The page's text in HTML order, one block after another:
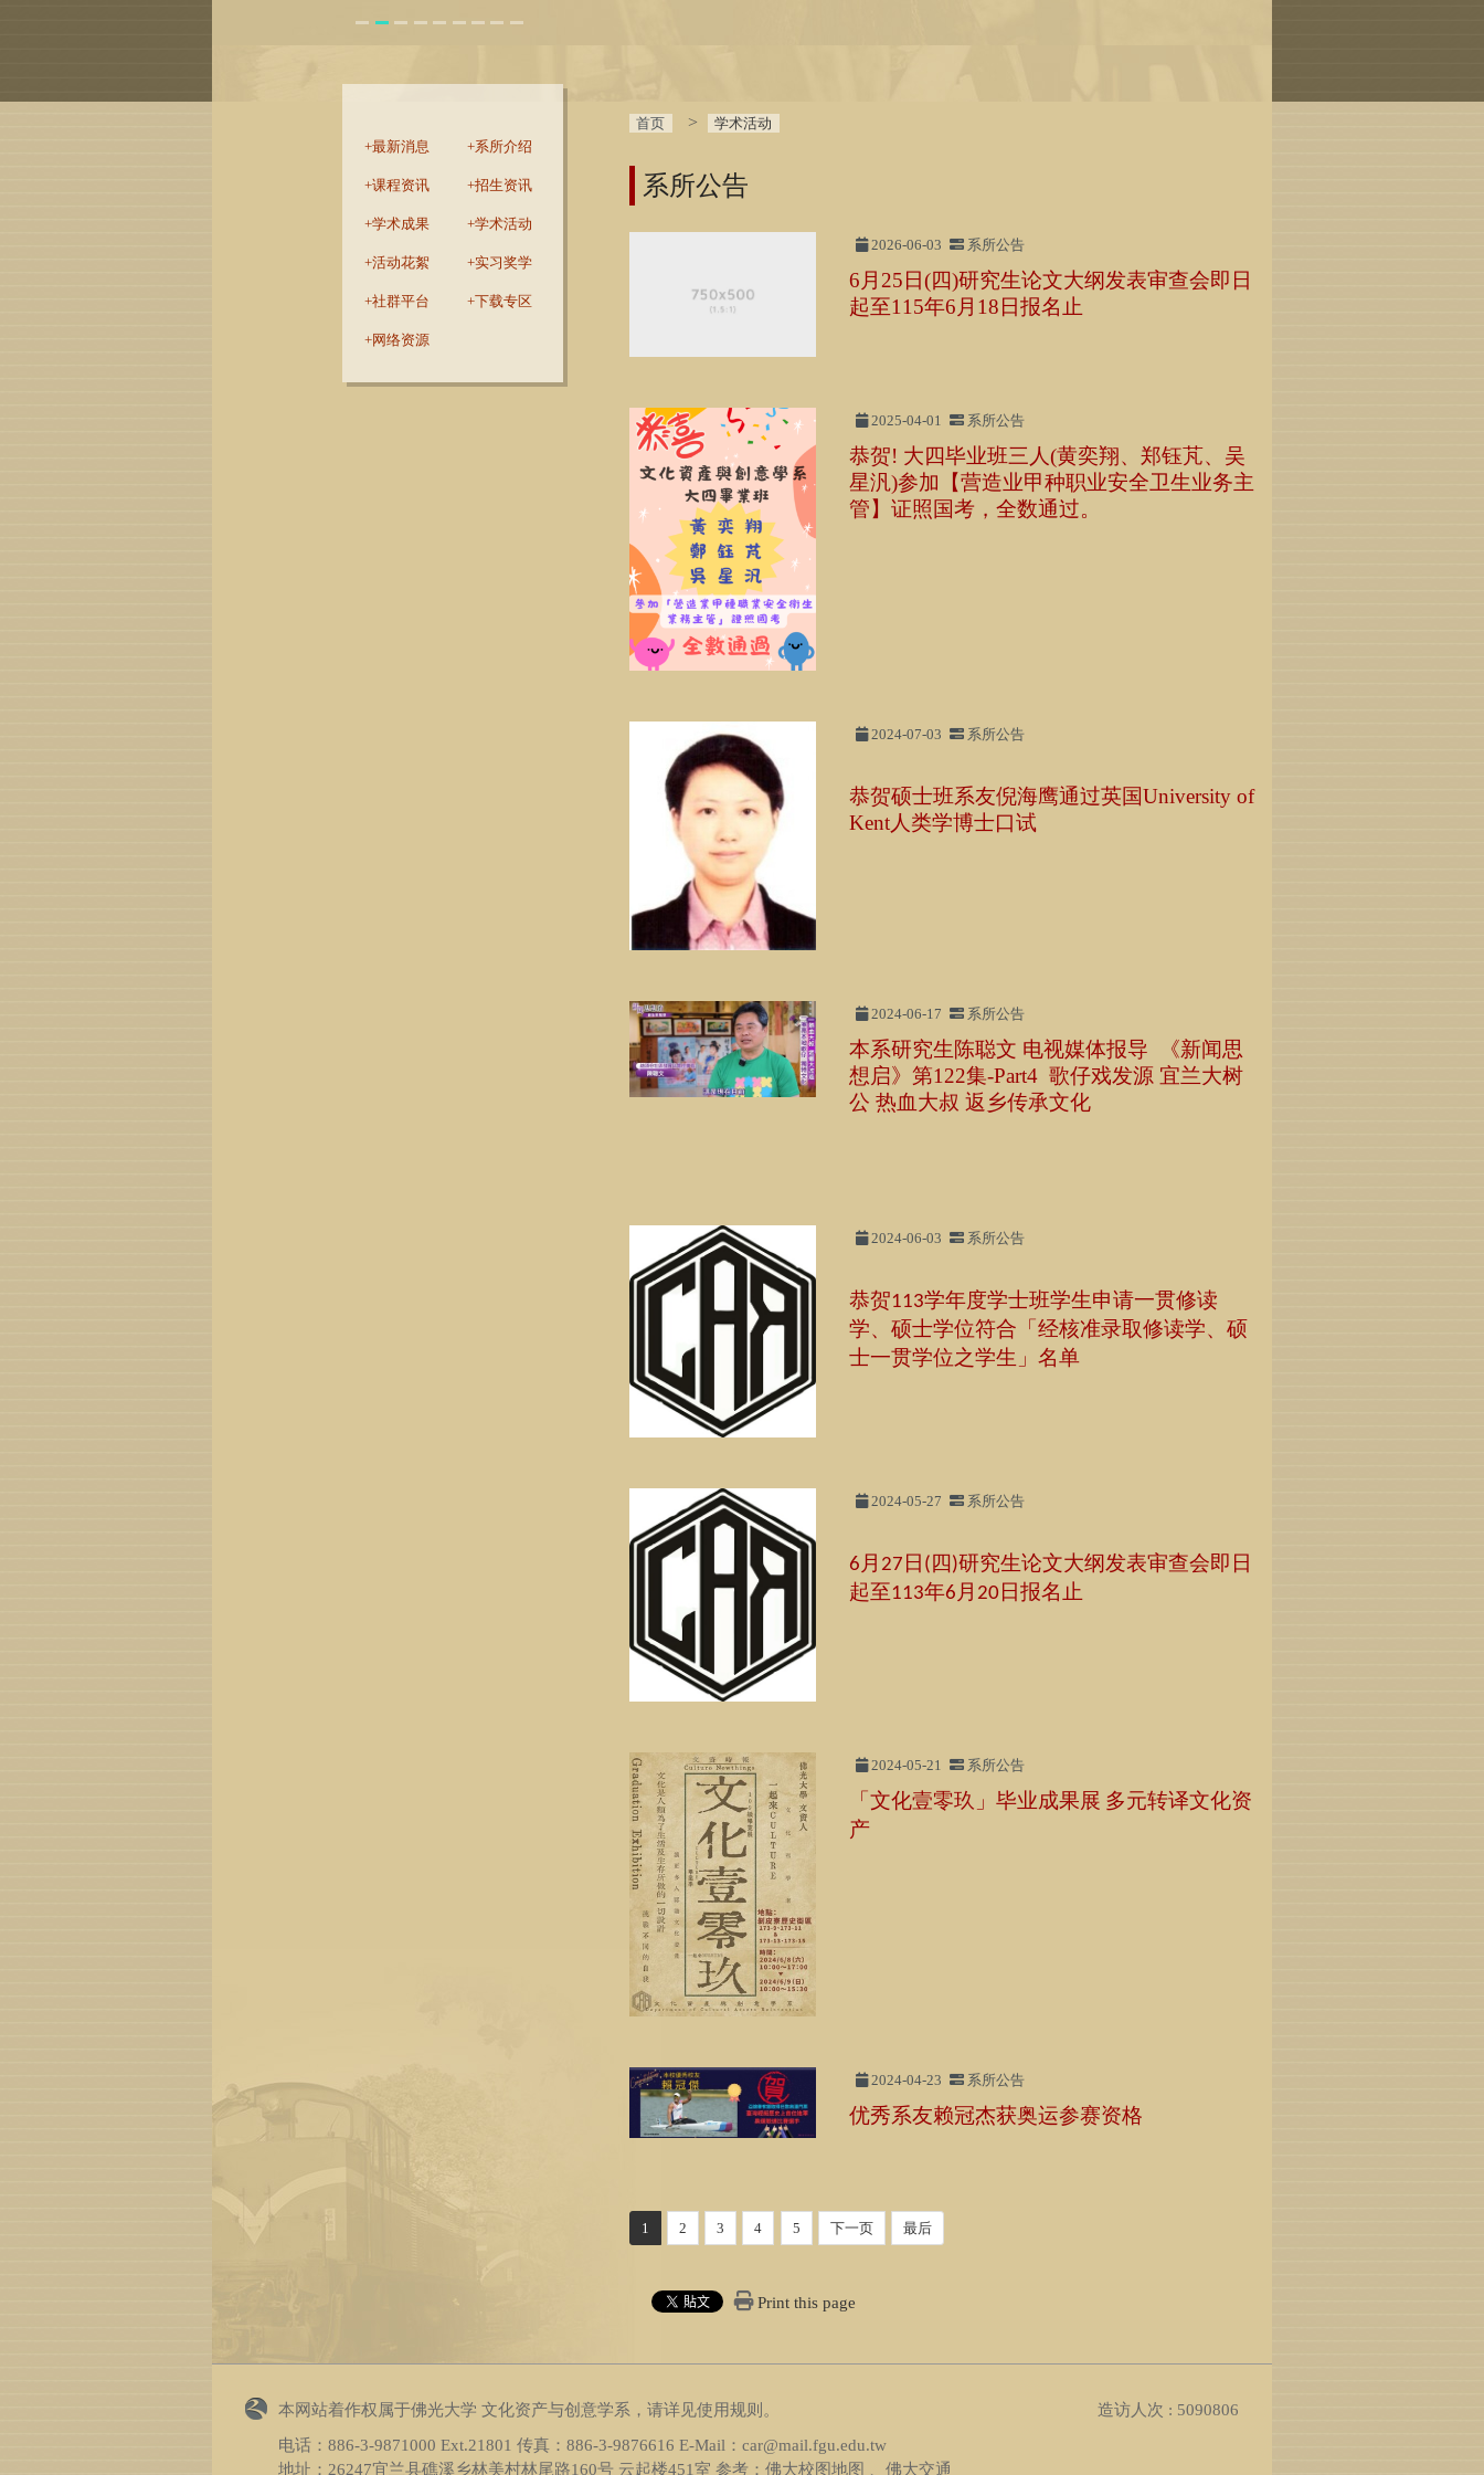
最新消息 系所介绍
课程资讯 招生资讯
学术成果 学术活动
活动花絮 实习奖学
社群平台 下载专区
网络资源
首页 学术活动
系所公告
2026-06-03 系所公告
6月25日(四)研究生论文大纲发表审查会即日
起至115年6月18日报名止
2025-04-01 系所公告
恭贺! 大四毕业班三人(黄奕翔、郑钰芃、吴
星汎)参加【营造业甲种职业安全卫生业务主
管】证照国考，全数通过。
2024-07-03 系所公告
恭贺硕士班系友倪海鹰通过英国University of
Kent人类学博士口试
2024-06-17 系所公告
本系研究生陈聪文 电视媒体报导 《新闻思
想启》第122集-Part4 歌仔戏发源 宜兰大树
公 热血大叔 返乡传承文化
2024-06-03 系所公告
恭贺113学年度学士班学生申请一贯修读
学、硕士学位符合「经核准录取修读学、硕
士一贯学位之学生」名单
2024-05-27 系所公告
6 月 27 日 ( 四 )研究生论文大纲发表审查会即日
起至113年6 月 20 日报名止
2024-05-21 系所公告
「文化壹零玖」毕业成果展 多元转译文化资
产
2024-04-23 系所公告
优秀系友赖冠杰获奥运参赛资格
1 2 3 4 5 下一页 最后
Print this page
本网站着作权属于佛光大学 文化资产与创意学系，请详见使用规则 。
电话： 886-3-9871000 Ext.21801 传真： 886-3-9876616 E-Mail：car@mail.fgu.edu.tw
地址：26247宜兰县礁溪乡林美村林尾路160号 云起楼451室 参考： 佛大校图地图 、佛大交通
造访人次 : 5090806